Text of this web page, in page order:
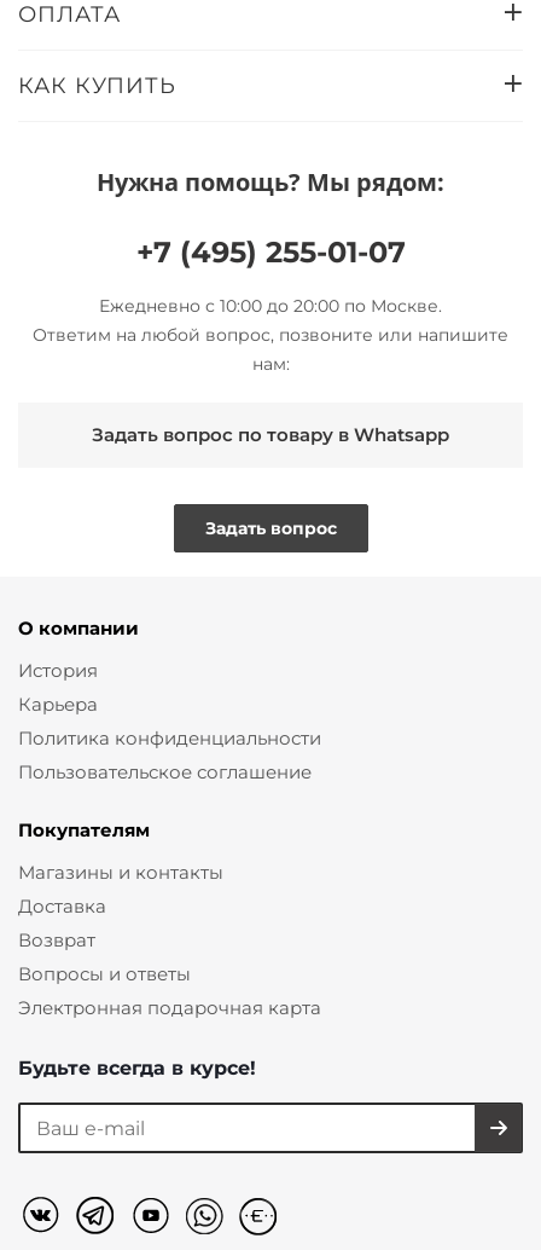
ОПЛАТА
КАК КУПИТЬ
Нужна помощь? Мы рядом:
+7 (495) 255-01-07
Ежедневно с 10:00 до 20:00 по Москве.
Ответим на любой вопрос, позвоните или напишите
нам:
Задать вопрос по товару в Whatsapp
Задать вопрос
О компании
История
Карьера
Политика конфиденциальности
Пользовательское соглашение
Покупателям
Магазины и контакты
Доставка
Возврат
Вопросы и ответы
Электронная подарочная карта
Будьте всегда в курсе!